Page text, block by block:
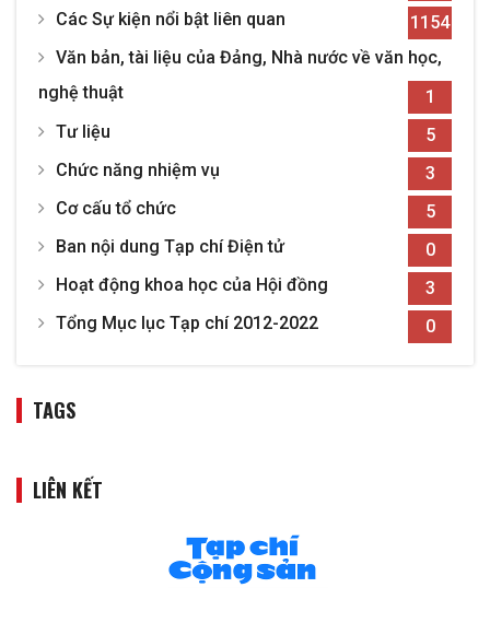
Các Sự kiện nổi bật liên quan
1154
Văn bản, tài liệu của Đảng, Nhà nước về văn học,
nghệ thuật
1
Tư liệu
5
Chức năng nhiệm vụ
3
Cơ cấu tổ chức
5
Ban nội dung Tạp chí Điện tử
0
Hoạt động khoa học của Hội đồng
3
Tổng Mục lục Tạp chí 2012-2022
0
TAGS
LIÊN KẾT